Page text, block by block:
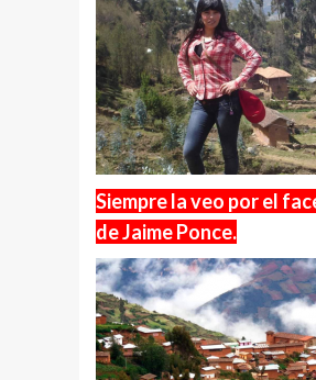
Siempre la veo por el
de Jaime Ponce.